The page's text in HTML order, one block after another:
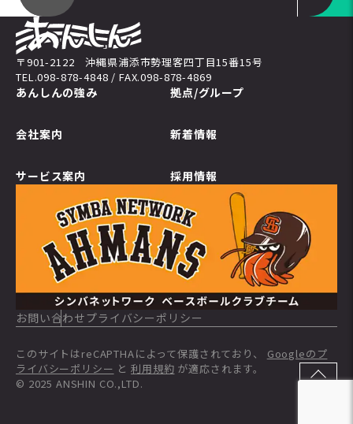
〒901-2122 沖縄県浦添市勢理客四丁目15番15号
TEL.098-878-4848 / FAX.098-878-4869
あんしんの強み
会社案内
サービス案内
拠点/グループ
新着情報
採用情報
お問い合わせプライバシーポリシー
このサイトはreCAPTHAによって保護されており、 Googleのプ
ライバシーポリシー と利用規約 が適応されます。
© 2025 ANSHIN CO.,LTD.